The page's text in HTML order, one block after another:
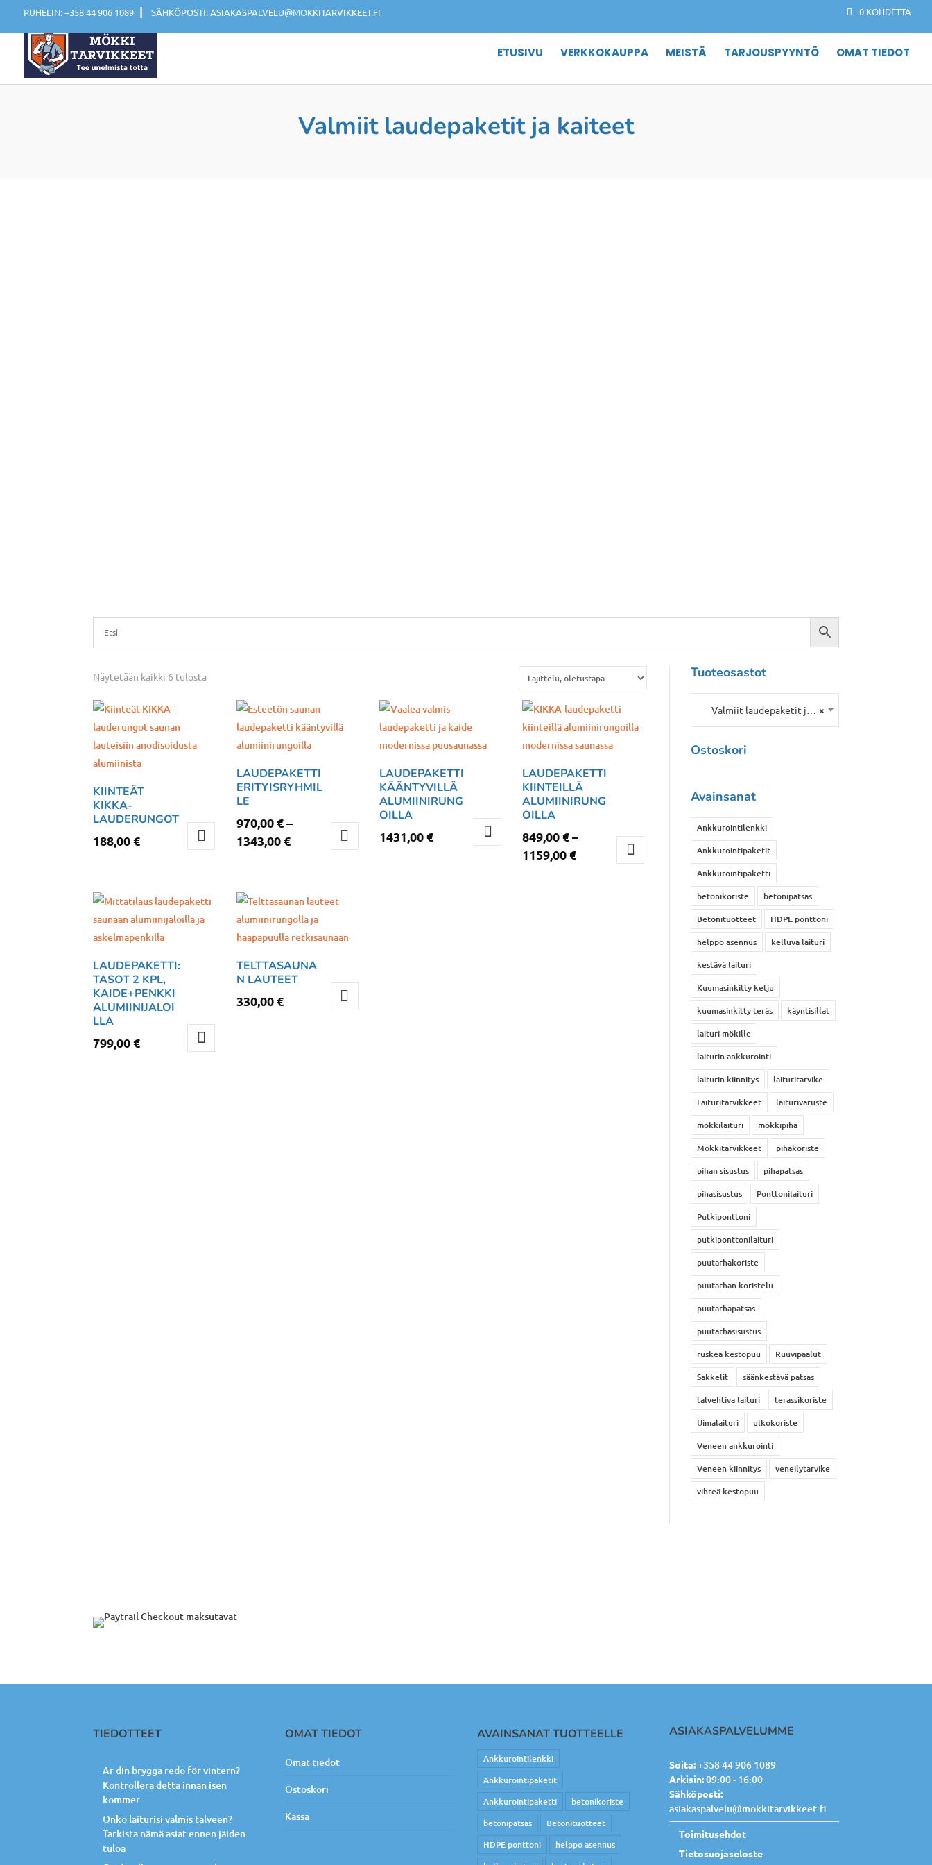
PUHELIN: +358 44 906 1089 | SÄHKÖPOSTI: ASIAKASPALVELU@MOKKITARVIKKEET.FI 0 KOHDETTA
ETUSIVU VERKKOKAUPPA MEISTÄ TARJOUSPYYNTÖ OMAT TIEDOT
Valmiit laudepaketit ja kaiteet
Näytetään kaikki 6 tulosta
KIINTEÄT
KIKKA-
LAUDERUNGOT
188,00€
LAUDEPAKETTI
ERITYISRYHMIL
LE
970,00€–
1343,00€Hintaluokka:
1343,00 €
on
tehdä
valinnat
tuotteen
LAUDEPAKETTI
KÄÄNTYVILLÄ
ALUMIINIRUNG
OILLA
1431,00€
LAUDEPAKETTI
KIINTEILLÄ
ALUMIINIRUNG
OILLA
849,00€–
1159,00€Hintaluokka:
LAUDEPAKETTI:
TASOT 2 KPL,
KAIDE+PENKKI
ALUMIINIJALOI
LLA
799,00€
TELTTASAUNA
N LAUTEET
330,00€
Tuoteosastot
×
Valmiit laudepaketit ja kaiteet
Ostoskori
Avainsanat
Ankkurointilenkki
Ankkurointipaketit
Ankkurointipaketti
betonikoriste
betonipatsas
Betonituotteet
HDPE ponttoni
helppo asennus
kelluva laituri
kestävä laituri
Kuumasinkitty ketju
kuumasinkitty teräs
käyntisillat
laituri mökille
laiturin ankkurointi
laiturin kiinnitys
laituritarvike
Laituritarvikkeet
laiturivaruste
mökkilaituri
mökkipiha
Mökkitarvikkeet
pihakoriste
pihan sisustus
pihapatsas
pihasisustus
Ponttonilaituri
Putkiponttoni
putkiponttonilaituri
puutarhakoriste
puutarhan koristelu
puutarhapatsas
puutarhasisustus
ruskea kestopuu
Ruuvipaalut
Sakkelit
säänkestävä patsas
talvehtiva laituri
terassikoriste
Uimalaituri
ulkokoriste
Veneen ankkurointi
Veneen kiinnitys
veneilytarvike
vihreä kestopuu
TIEDOTTEET
Är din brygga redo för vintern?
Kontrollera detta innan isen
kommer
Onko laiturisi valmis talveen?
Tarkista nämä asiat ennen jäiden
tuloa
OMAT TIEDOT
Omat tiedot
Ostoskori
Kassa
AVAINSANAT TUOTTEELLE
Ankkurointilenkki
Ankkurointipaketit
Ankkurointipaketti
betonikoriste
betonipatsas
Betonituotteet
HDPE ponttoni
helppo asennus
ASIAKASPALVELUMME
Soita:+358 44 906 1089
Arkisin:09:00 - 16:00
Sähköposti:
asiakaspalvelu@mokkitarvikkeet.fi
Toimitusehdot
Tietosuojaseloste